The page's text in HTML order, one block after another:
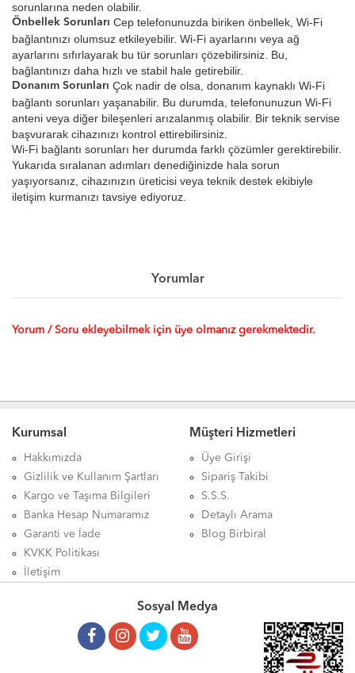
sorunlarına neden olabilir.
Önbellek Sorunları Cep telefonunuzda biriken önbellek, Wi-Fi
bağlantınızı olumsuz etkileyebilir. Wi-Fi ayarlarını veya ağ
ayarlarını sıfırlayarak bu tür sorunları çözebilirsiniz. Bu,
bağlantınızı daha hızlı ve stabil hale getirebilir.
Donanım Sorunları Çok nadir de olsa, donanım kaynaklı Wi-Fi
bağlantı sorunları yaşanabilir. Bu durumda, telefonunuzun Wi-Fi
anteni veya diğer bileşenleri arızalanmış olabilir. Bir teknik servise
başvurarak cihazınızı kontrol ettirebilirsiniz.
Wi-Fi bağlantı sorunları her durumda farklı çözümler gerektirebilir.
Yukarıda sıralanan adımları denediğinizde hala sorun
yaşıyorsanız, cihazınızın üreticisi veya teknik destek ekibiyle
iletişim kurmanızı tavsiye ediyoruz.
Yorumlar
Yorum / Soru ekleyebilmek için üye olmanız gerekmektedir.
Kurumsal
Hakkımızda
Gizlilik ve Kullanım Şartları
Kargo ve Taşıma Bilgileri
Banka Hesap Numaramız
Garanti ve İade
KVKK Politikası
İletişim
Müşteri Hizmetleri
Üye Girişi
Sipariş Takibi
S.S.S.
Detaylı Arama
Blog Birbiral
Sosyal Medya